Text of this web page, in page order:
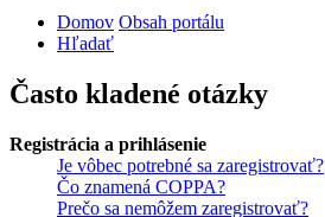
Domov Obsah portálu
Hľadať
Často kladené otázky
Registrácia a prihlásenie
Je vôbec potrebné sa zaregistrovať?
Čo znamená COPPA?
Prečo sa nemôžem zaregistrovať?